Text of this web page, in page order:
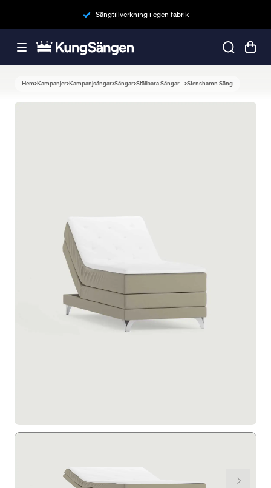
Sängtillverkning i egen fabrik
Hem Kampanjer Kampanjsängar Sängar Ställbara Sängar Stenshamn Säng